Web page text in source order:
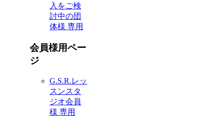
入をご検
討中の団
体様 専用
会員様用ペー
ジ
G.S.R.レッ
スンスタ
ジオ会員
様 専用